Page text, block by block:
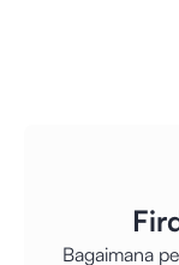
Bagaimana